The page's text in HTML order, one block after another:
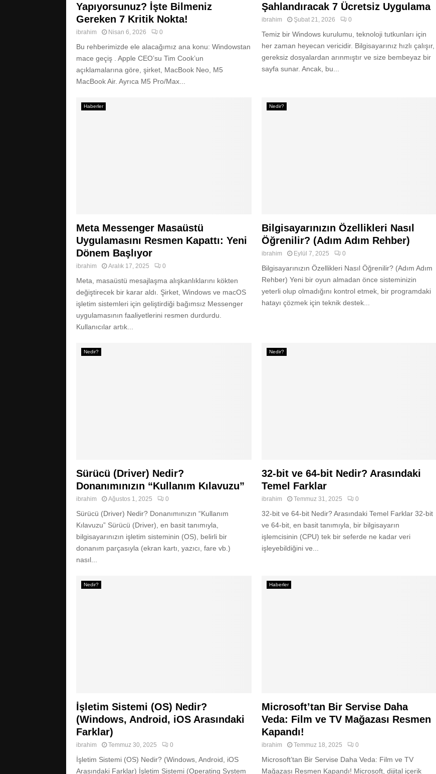
Yapıyorsunuz? İşte Bilmeniz
Gereken 7 Kritik Nokta!
ibrahim Nisan 6, 2026 0
Bu rehberimizde ele alacağımız ana konu: Windowstan
mace geçiş . Apple CEO’su Tim Cook’un
açıklamalarına göre, şirket, MacBook Neo, M5
MacBook Air. Ayrıca M5 Pro/Max...
Şahlandıracak 7 Ücretsiz Uygulama
ibrahim Şubat 21, 2026 0
Temiz bir Windows kurulumu, teknoloji tutkunları için
her zaman heyecan vericidir. Bilgisayarınız hızlı çalışır,
gereksiz dosyalardan arınmıştır ve size bembeyaz bir
sayfa sunar. Ancak, bu...
Haberler
Meta Messenger Masaüstü
Uygulamasını Resmen Kapattı: Yeni
Dönem Başlıyor
ibrahim Aralık 17, 2025 0
Meta, masaüstü mesajlaşma alışkanlıklarını kökten
değiştirecek bir karar aldı. Şirket, Windows ve macOS
işletim sistemleri için geliştirdiği bağımsız Messenger
uygulamasının faaliyetlerini resmen durdurdu.
Kullanıcılar artık...
Nedir?
Bilgisayarınızın Özellikleri Nasıl
Öğrenilir? (Adım Adım Rehber)
ibrahim Eylül 7, 2025 0
Bilgisayarınızın Özellikleri Nasıl Öğrenilir? (Adım Adım
Rehber) Yeni bir oyun almadan önce sisteminizin
yeterli olup olmadığını kontrol etmek, bir programdaki
hatayı çözmek için teknik destek...
Nedir?
Sürücü (Driver) Nedir?
Donanımınızın “Kullanım Kılavuzu”
ibrahim Ağustos 1, 2025 0
Sürücü (Driver) Nedir? Donanımınızın “Kullanım
Kılavuzu” Sürücü (Driver), en basit tanımıyla,
bilgisayarınızın işletim sisteminin (OS), belirli bir
donanım parçasıyla (ekran kartı, yazıcı, fare vb.)
nasıl...
Nedir?
32-bit ve 64-bit Nedir? Arasındaki
Temel Farklar
ibrahim Temmuz 31, 2025 0
32-bit ve 64-bit Nedir? Arasındaki Temel Farklar 32-bit
ve 64-bit, en basit tanımıyla, bir bilgisayarın
işlemcisinin (CPU) tek bir seferde ne kadar veri
işleyebildiğini ve...
Nedir?
İşletim Sistemi (OS) Nedir?
(Windows, Android, iOS Arasındaki
Farklar)
ibrahim Temmuz 30, 2025 0
İşletim Sistemi (OS) Nedir? (Windows, Android, iOS
Arasındaki Farklar) İşletim Sistemi (Operating System
Haberler
Microsoft’tan Bir Servise Daha
Veda: Film ve TV Mağazası Resmen
Kapandı!
ibrahim Temmuz 18, 2025 0
Microsoft’tan Bir Servise Daha Veda: Film ve TV
Mağazası Resmen Kapandı! Microsoft, dijital içerik